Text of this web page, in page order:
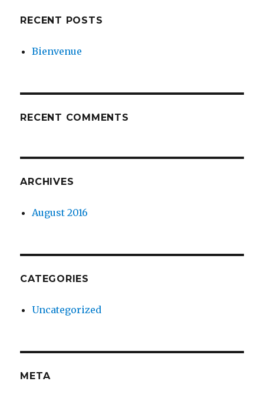
RECENT POSTS
Bienvenue
RECENT COMMENTS
ARCHIVES
August 2016
CATEGORIES
Uncategorized
META